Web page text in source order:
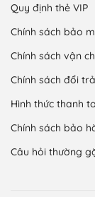
Quy định thẻ VIP
Chính sách bảo
Chính sách vận
Chính sách đổi trả
Hình thức thanh
Chính sách bảo
Câu hỏi thường